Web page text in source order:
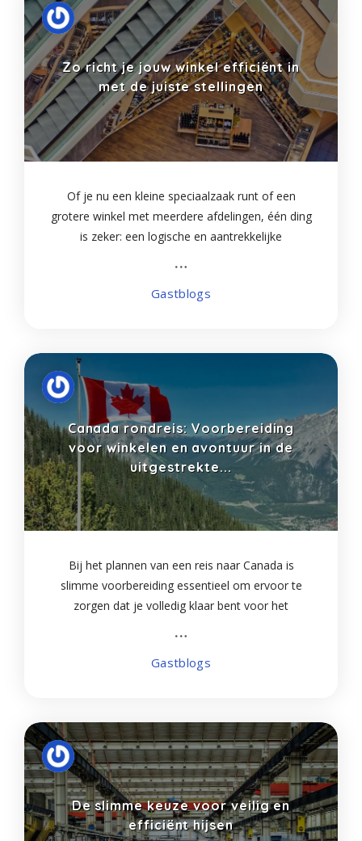
Zo richt je jouw winkel efficiënt in
met de juiste stellingen
Of je nu een kleine speciaalzaak runt of een
grotere winkel met meerdere afdelingen, één ding
is zeker: een logische en aantrekkelijke
Gastblogs
Canada rondreis: Voorbereiding
voor winkelen en avontuur in de
uitgestrekte...
Bij het plannen van een reis naar Canada is
slimme voorbereiding essentieel om ervoor te
zorgen dat je volledig klaar bent voor het
alles wat je
Gastblogs
De slimme keuze voor veilig en
efficiënt hijsen